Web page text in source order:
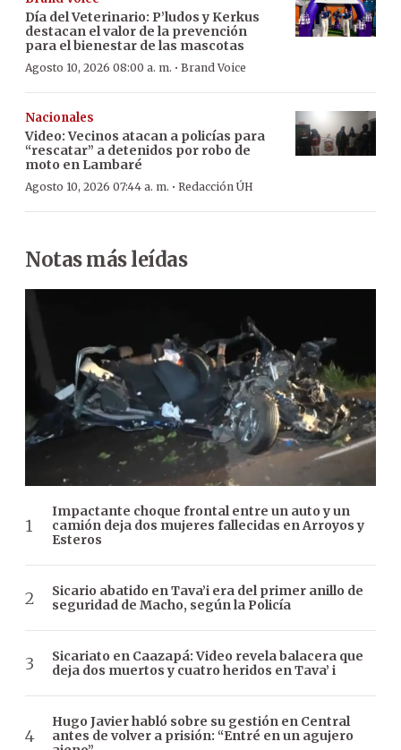
Día del Veterinario: P’ludos y Kerkus
destacan el valor de la prevención
para el bienestar de las mascotas
Agosto 10, 2026 08:00 a. m. · Brand Voice
Nacionales
Video: Vecinos atacan a policías para
“rescatar” a detenidos por robo de
moto en Lambaré
Agosto 10, 2026 07:44 a. m. · Redacción ÚH
Notas más leídas
Impactante choque frontal entre un auto y un
camión deja dos mujeres fallecidas en Arroyos y
Esteros
Sicario abatido en Tava’i era del primer anillo de
seguridad de Macho, según la Policía
Sicariato en Caazapá: Video revela balacera que
deja dos muertos y cuatro heridos en Tava’ i
Hugo Javier habló sobre su gestión en Central
antes de volver a prisión: “Entré en un agujero